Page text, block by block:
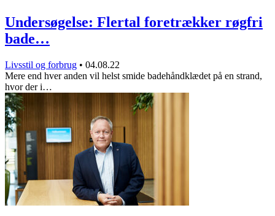
Undersøgelse: Flertal foretrækker røgfri
bade…
Livsstil og forbrug • 04.08.22
Mere end hver anden vil helst smide badehåndklædet på en strand,
hvor der i…